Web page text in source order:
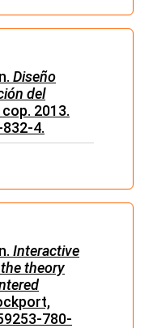
Diseño
del
2013.
4.
Interactive
theory
780-